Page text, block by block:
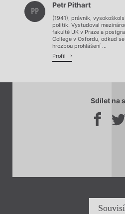
PP
Petr Pithart
(1941), právník,
politik. Vystudoval
fakultě UK v Praze a
College v Oxfordu, odkud
hrozbou prohlášení ...
Profil
Sdílet na
Souvisí